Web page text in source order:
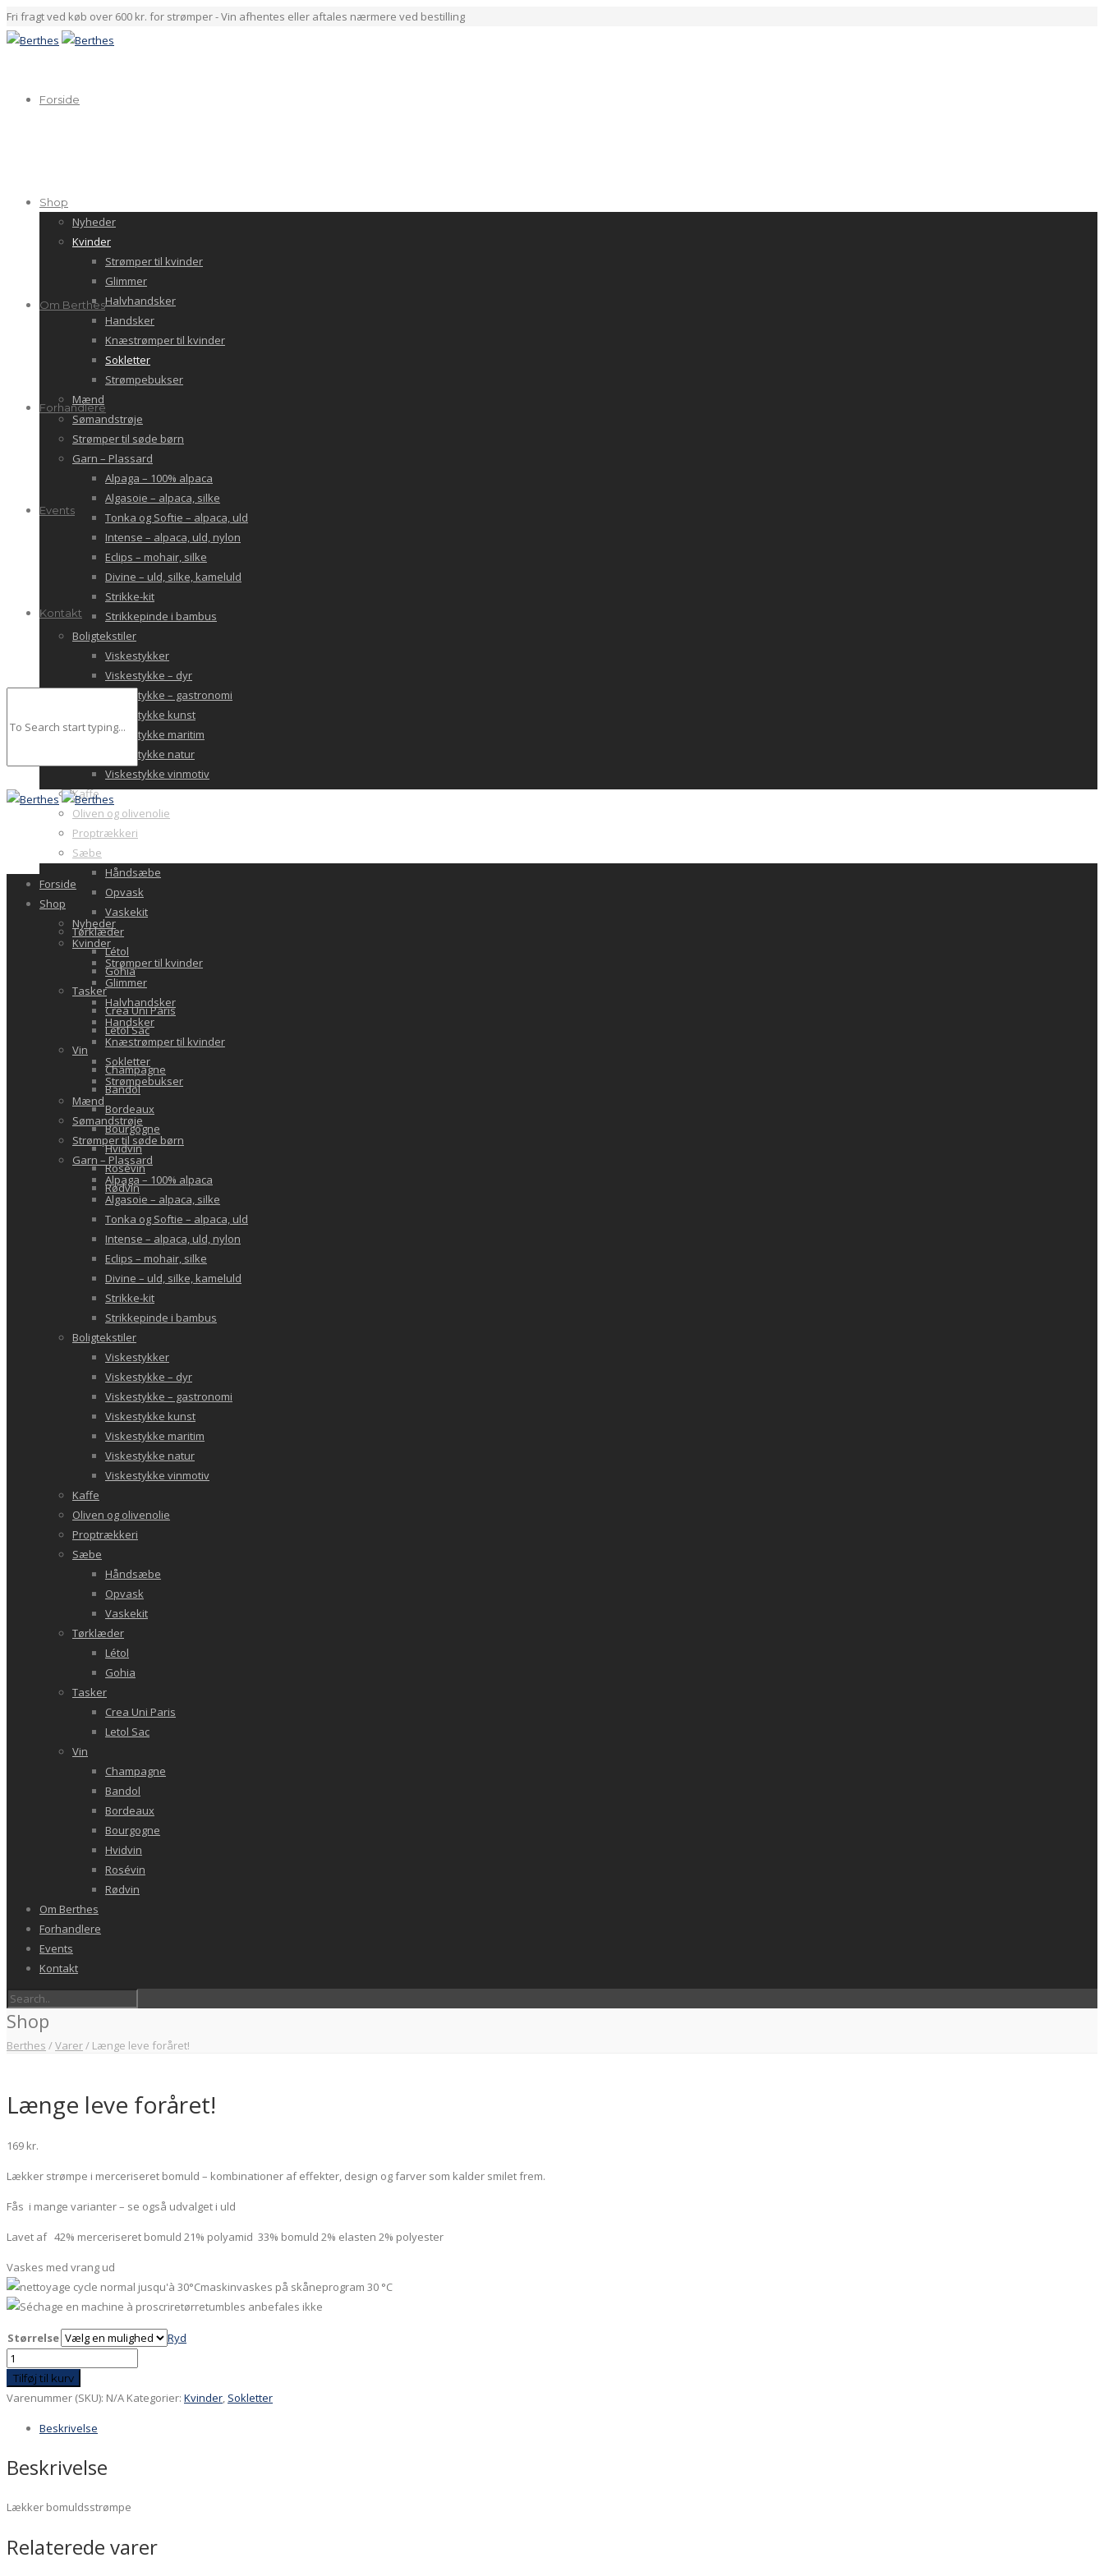
Fri fragt ved køb over 600 kr. for strømper - Vin afhentes eller aftales nærmere ved bestilling
Forside
Shop
Nyheder
Kvinder
Strømper til kvinder
Glimmer
Halvhandsker
Handsker
Knæstrømper til kvinder
Sokletter
Strømpebukser
Mænd
Sømandstrøje
Strømper til søde børn
Garn – Plassard
Alpaga – 100% alpaca
Algasoie – alpaca, silke
Tonka og Softie – alpaca, uld
Intense – alpaca, uld, nylon
Eclips – mohair, silke
Divine – uld, silke, kameluld
Strikke-kit
Strikkepinde i bambus
Boligtekstiler
Viskestykker
Viskestykke – dyr
Viskestykke – gastronomi
Viskestykke kunst
Viskestykke maritim
Viskestykke natur
Viskestykke vinmotiv
Kaffe
Oliven og olivenolie
Proptrækkeri
Sæbe
Håndsæbe
Opvask
Vaskekit
Tørklæder
Létol
Gohia
Tasker
Crea Uni Paris
Letol Sac
Vin
Champagne
Bandol
Bordeaux
Bourgogne
Hvidvin
Rosévin
Rødvin
Om Berthes
Forhandlere
Events
Kontakt
Forside
Shop
Nyheder
Kvinder
Strømper til kvinder
Glimmer
Halvhandsker
Handsker
Knæstrømper til kvinder
Sokletter
Strømpebukser
Mænd
Sømandstrøje
Strømper til søde børn
Garn – Plassard
Alpaga – 100% alpaca
Algasoie – alpaca, silke
Tonka og Softie – alpaca, uld
Intense – alpaca, uld, nylon
Eclips – mohair, silke
Divine – uld, silke, kameluld
Strikke-kit
Strikkepinde i bambus
Boligtekstiler
Viskestykker
Viskestykke – dyr
Viskestykke – gastronomi
Viskestykke kunst
Viskestykke maritim
Viskestykke natur
Viskestykke vinmotiv
Kaffe
Oliven og olivenolie
Proptrækkeri
Sæbe
Håndsæbe
Opvask
Vaskekit
Tørklæder
Létol
Gohia
Tasker
Crea Uni Paris
Letol Sac
Vin
Champagne
Bandol
Bordeaux
Bourgogne
Hvidvin
Rosévin
Rødvin
Om Berthes
Forhandlere
Events
Kontakt
Shop
Berthes /Varer/ Længe leve foråret!
Længe leve foråret!
169 kr.
Lækker strømpe i merceriseret bomuld – kombinationer af effekter, design og farver som kalder smilet frem.
Fås i mange varianter – se også udvalget i uld
Lavet af 42% merceriseret bomuld 21% polyamid 33% bomuld 2% elasten 2% polyester
Vaskes med vrang ud
maskinvaskes på skåneprogram 30 °C
tørretumbles anbefales ikke
Størrelse
Ryd
Længe
leve
foråret!
Tilføj til kurv
Varenummer (SKU): N/A Kategorier: Kvinder Sokletter
Beskrivelse
Beskrivelse
Lækker bomuldsstrømpe
Relaterede varer